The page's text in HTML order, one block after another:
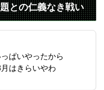
との仁義なき戦い
ぱいやったから
はきらいやわ